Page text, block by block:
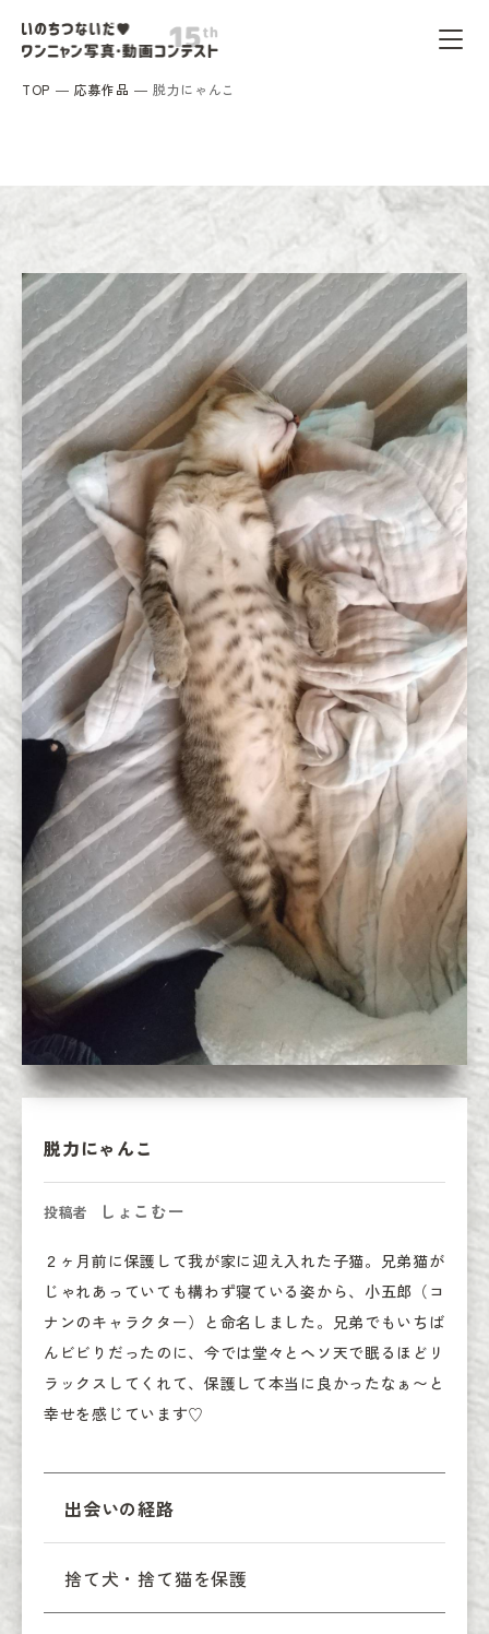
TOP 応募作品 脱力にゃんこ
脱力にゃんこ
投稿者 しょこむー
２ヶ月前に保護して我が家に迎え入れた子猫。兄弟猫が
じゃれあっていても構わず寝ている姿から、小五郎（コ
ナンのキャラクター）と命名しました。兄弟でもいちば
んビビりだったのに、今では堂々とヘソ天で眠るほどリ
ラックスしてくれて、保護して本当に良かったなぁ〜と
幸せを感じています♡
出会いの経路
捨て犬・捨て猫を保護